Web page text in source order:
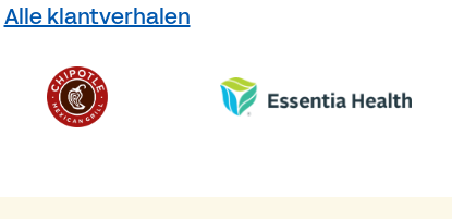
Alle klantverhalen